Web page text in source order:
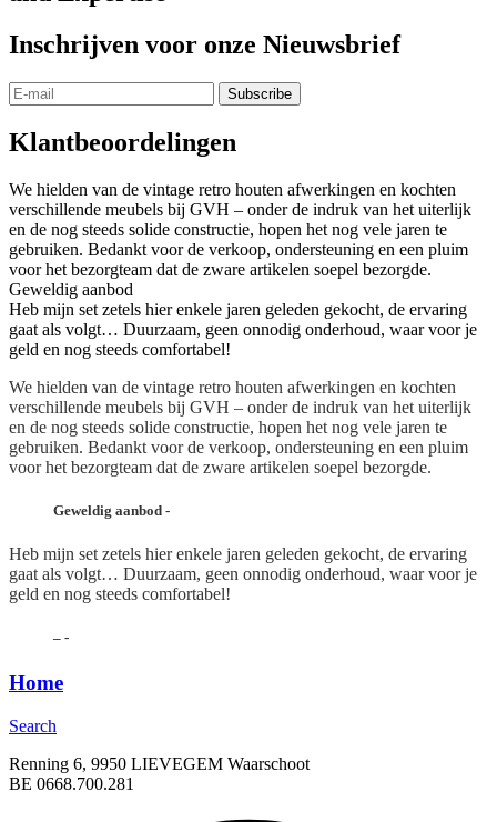
Inschrijven voor onze Nieuwsbrief
Klantbeoordelingen
We hielden van de vintage retro houten afwerkingen en kochten
verschillende meubels bij GVH – onder de indruk van het uiterlijk
en de nog steeds solide constructie, hopen het nog vele jaren te
gebruiken. Bedankt voor de verkoop, ondersteuning en een pluim
voor het bezorgteam dat de zware artikelen soepel bezorgde.
Geweldig aanbod
Heb mijn set zetels hier enkele jaren geleden gekocht, de ervaring
gaat als volgt… Duurzaam, geen onnodig onderhoud, waar voor je
geld en nog steeds comfortabel!
We hielden van de vintage retro houten afwerkingen en kochten
verschillende meubels bij GVH – onder de indruk van het uiterlijk
en de nog steeds solide constructie, hopen het nog vele jaren te
gebruiken. Bedankt voor de verkoop, ondersteuning en een pluim
voor het bezorgteam dat de zware artikelen soepel bezorgde.
Geweldig aanbod -
Heb mijn set zetels hier enkele jaren geleden gekocht, de ervaring
gaat als volgt… Duurzaam, geen onnodig onderhoud, waar voor je
geld en nog steeds comfortabel!
– -
Home
Search
Renning 6, 9950 LIEVEGEM Waarschoot
BE 0668.700.281